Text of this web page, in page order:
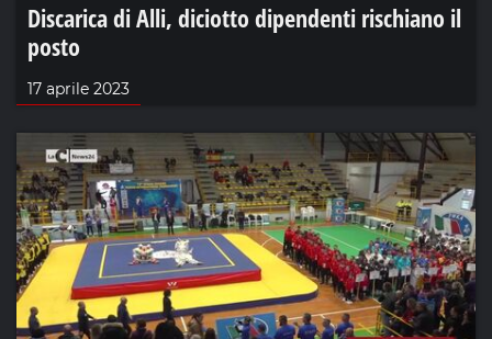
Discarica di Alli, diciotto dipendenti rischiano il
posto
17 aprile 2023